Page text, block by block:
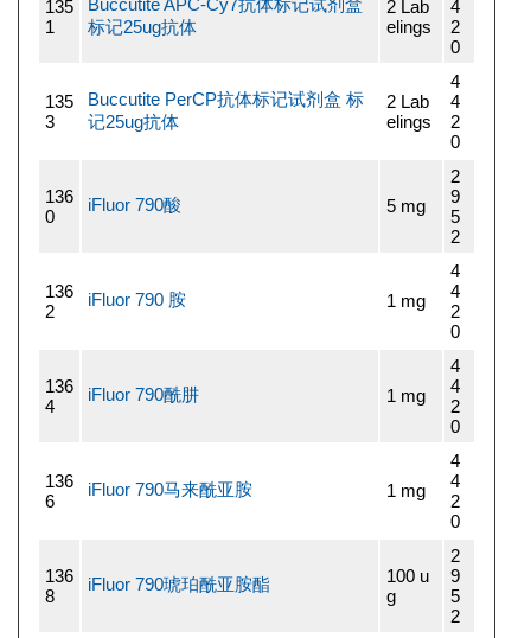
135
1
标记25ug抗体
2 Lab
elings
4
2
0
135
3
Buccutite PerCP抗体标记试剂盒 标
记25ug抗体
2 Lab
elings
4
4
2
0
136
0
iFluor 790酸 5 mg
2
9
5
2
136
2
iFluor 790 胺 1 mg
4
4
2
0
136
4
iFluor 790酰肼 1 mg
4
4
2
0
136
6
iFluor 790马来酰亚胺 1 mg
4
4
2
0
136
8
iFluor 790琥珀酰亚胺酯
100 u
g
2
9
5
2